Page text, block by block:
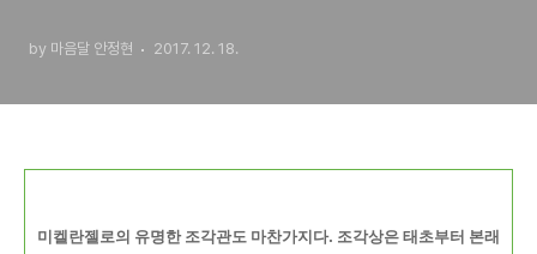
by 마음달 안정현 2017. 12. 18.
미켈란젤로의 유명한 조각관도 마찬가지다. 조각상은 태초부터 본래